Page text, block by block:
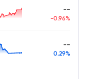
--
-0.96%
--
0.29%